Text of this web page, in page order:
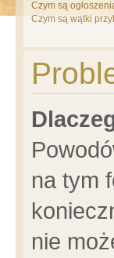
Czym są
Czym są wątki
na tym
nie